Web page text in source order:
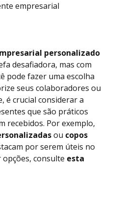
empresarial
personalizado
desafiadora, mas com
pode fazer uma escolha
seus colaboradores ou
é crucial considerar a
que são práticos
recebidos. Por exemplo,
ou copos
por serem úteis no
consulte esta